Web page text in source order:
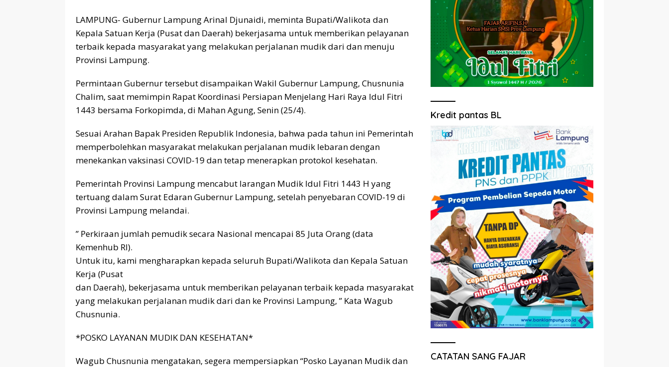
LAMPUNG- Gubernur Lampung Arinal Djunaidi, meminta Bupati/Walikota dan
Kepala Satuan Kerja (Pusat dan Daerah) bekerjasama untuk memberikan pelayanan
terbaik kepada masyarakat yang melakukan perjalanan mudik dari dan menuju
Provinsi Lampung.
Permintaan Gubernur tersebut disampaikan Wakil Gubernur Lampung, Chusnunia
Chalim, saat memimpin Rapat Koordinasi Persiapan Menjelang Hari Raya Idul Fitri
1443 bersama Forkopimda, di Mahan Agung, Senin (25/4).
Sesuai Arahan Bapak Presiden Republik Indonesia, bahwa pada tahun ini Pemerintah
memperbolehkan masyarakat melakukan perjalanan mudik lebaran dengan
menekankan vaksinasi COVID-19 dan tetap menerapkan protokol kesehatan.
Pemerintah Provinsi Lampung mencabut larangan Mudik Idul Fitri 1443 H yang
tertuang dalam Surat Edaran Gubernur Lampung, setelah penyebaran COVID-19 di
Provinsi Lampung melandai.
” Perkiraan jumlah pemudik secara Nasional mencapai 85 Juta Orang (data
Kemenhub RI).
Untuk itu, kami mengharapkan kepada seluruh Bupati/Walikota dan Kepala Satuan
Kerja (Pusat
dan Daerah), bekerjasama untuk memberikan pelayanan terbaik kepada masyarakat
yang melakukan perjalanan mudik dari dan ke Provinsi Lampung, ” Kata Wagub
Chusnunia.
*POSKO LAYANAN MUDIK DAN KESEHATAN*
Wagub Chusnunia mengatakan, segera mempersiapkan “Posko Layanan Mudik dan
Kredit pantas BL
CATATAN SANG FAJAR